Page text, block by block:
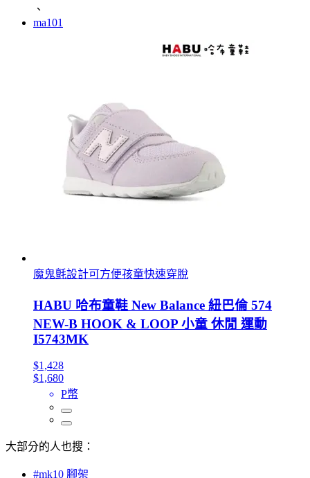
、
ma101
魔鬼氈設計可方便孩童快速穿脫
HABU 哈布童鞋 New Balance 紐巴倫 574
NEW-B HOOK & LOOP 小童 休閒 運動
I5743MK
$1,428
$1,680
P幣
大部分的人也搜：
#mk10 腳架